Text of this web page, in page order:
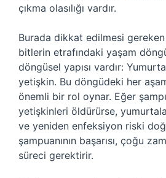
çıkma olasılığı vardır.
Burada dikkat edilmesi
bitlerin etrafındaki yaşam
döngüsel yapısı vardır:
yetişkin. Bu döngüdeki her
önemli bir rol oynar. Eğer
yetişkinleri öldürürse,
ve yeniden enfeksiyon riski
şampuanının başarısı, çoğu
süreci gerektirir.